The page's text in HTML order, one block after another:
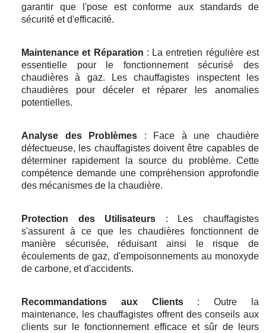
garantir que l'pose est conforme aux standards de
sécurité et d'efficacité.
Maintenance et Réparation : La entretien régulière est
essentielle pour le fonctionnement sécurisé des
chaudières à gaz. Les chauffagistes inspectent les
chaudières pour déceler et réparer les anomalies
potentielles.
Analyse des Problèmes : Face à une chaudière
défectueuse, les chauffagistes doivent être capables de
déterminer rapidement la source du problème. Cette
compétence demande une compréhension approfondie
des mécanismes de la chaudière.
Protection des Utilisateurs : Les chauffagistes
s'assurent à ce que les chaudières fonctionnent de
manière sécurisée, réduisant ainsi le risque de
écoulements de gaz, d'empoisonnements au monoxyde
de carbone, et d'accidents.
Recommandations aux Clients: Outre la
maintenance, les chauffagistes offrent des conseils aux
clients sur le fonctionnement efficace et sûr de leurs